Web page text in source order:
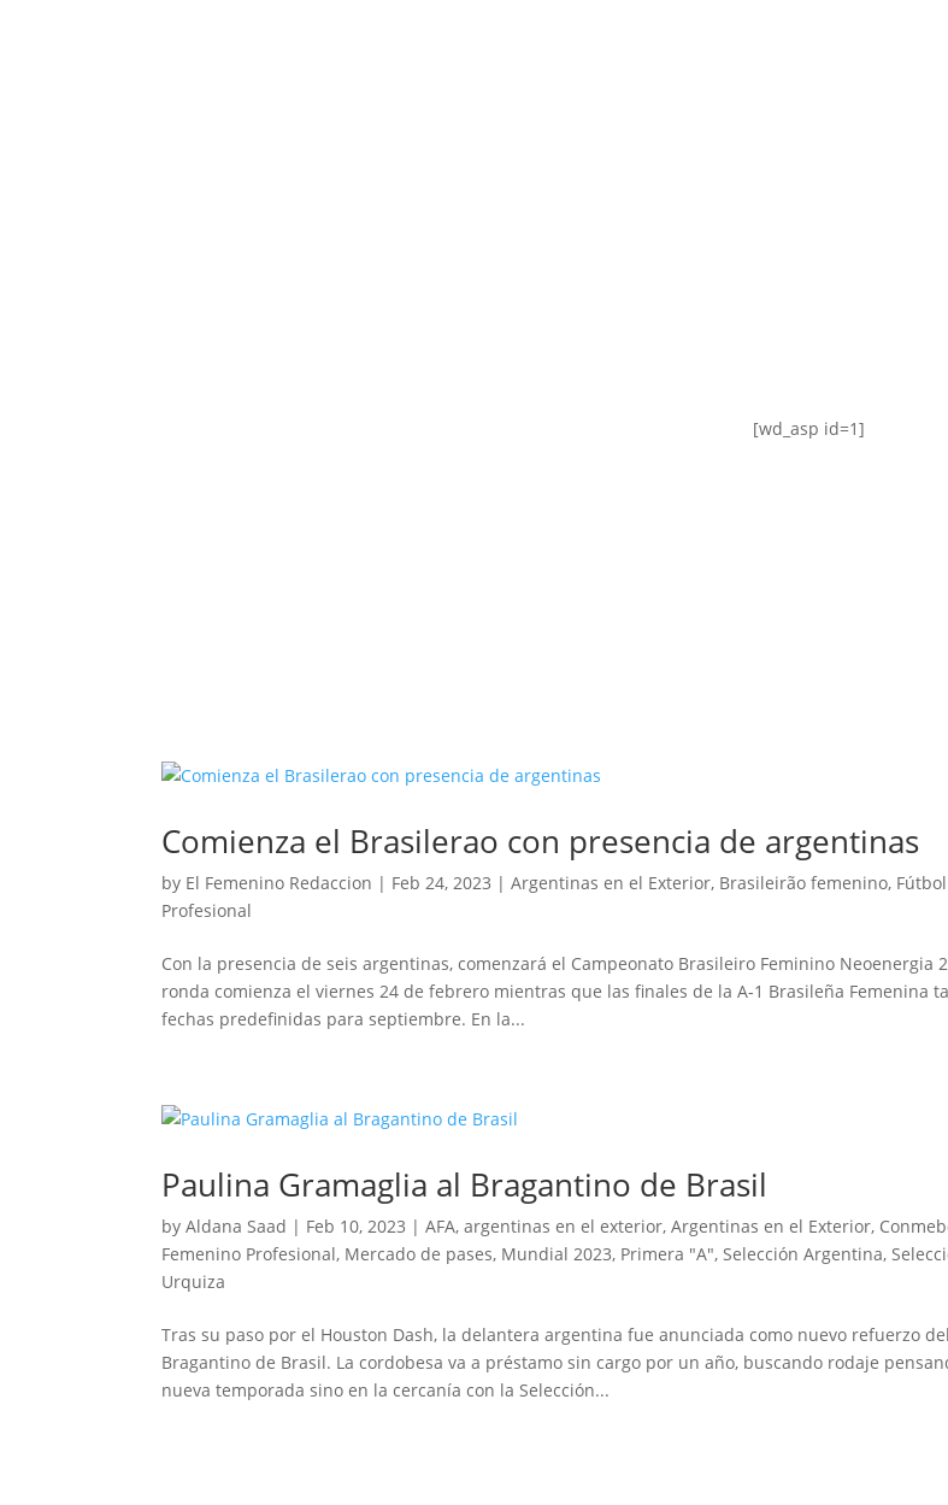
[wd_asp id=1]
Comienza el Brasilerao con presencia de argentinas
by El Femenino Redaccion | Feb 24, 2023 |Argentinas en el Exterior, Brasileirão femenino,
Profesional
Con la presencia de seis argentinas, comenzará el Campeonato Brasileiro Feminino Neoenergia
ronda comienza el viernes 24 de febrero mientras que las finales de la A-1 Brasileña Femenina
fechas predefinidas para septiembre. En la...
Paulina Gramaglia al Bragantino de Brasil
byAldana Saad | Feb 10, 2023 |AFA,argentinas en el exterior,Argentinas en el Exterior,
Femenino Profesional, Mercado de pases, Mundial 2023, Primera "A",Selección Argentina,
Urquiza
Tras su paso por el Houston Dash, la delantera argentina fue anunciada como nuevo refuerzo
Bragantino de Brasil. La cordobesa va a préstamo sin cargo por un año, buscando rodaje
nueva temporada sino en la cercanía con la Selección...